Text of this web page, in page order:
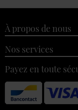
À propos de nous
Nos services
Payez en toute